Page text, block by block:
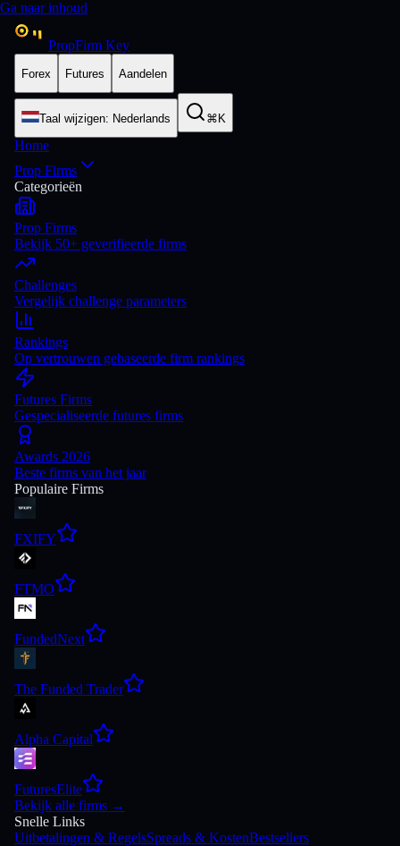
Ga naar inhoud
PropFirm Key
Forex Futures Aandelen
Taal wijzigen: Nederlands ⌘K
Home
Prop Firms
Categorieën
Prop Firms
Bekijk 50+ geverifieerde firms
Challenges
Vergelijk challenge parameters
Rankings
Op vertrouwen gebaseerde firm rankings
Futures Firms
Gespecialiseerde futures firms
Awards 2026
Beste firms van het jaar
Populaire Firms
FXIFY
FTMO
FundedNext
The Funded Trader
Alpha Capital
FuturesElite
Bekijk alle firms →
Snelle Links
Uitbetalingen & RegelsSpreads & KostenBestsellers